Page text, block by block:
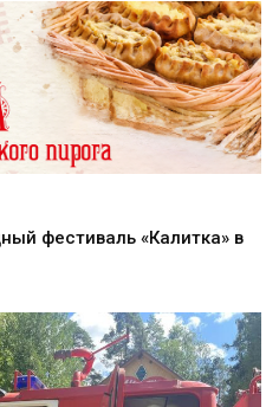
фестиваль «Калитка» в